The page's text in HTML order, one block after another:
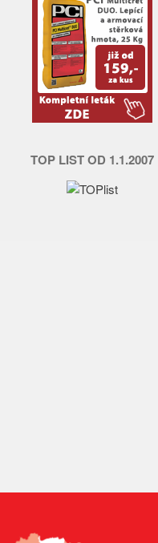
TOP LIST OD 1.1.2007